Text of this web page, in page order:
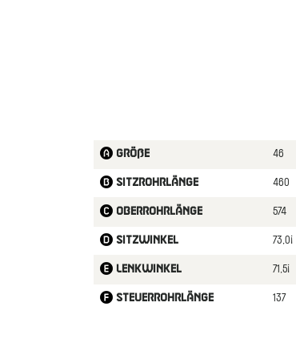
Größe 46
Sitzrohrlänge 460
Oberrohrlänge 574
Sitzwinkel 73,0¡
Lenkwinkel 71,5¡
Steuerrohrlänge 137